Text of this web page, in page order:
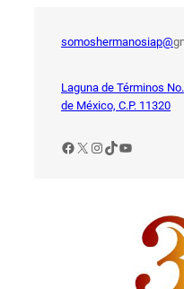
somoshermanosiap@
Laguna de Términos
de México, C.P. 11320
Facebook
X Instagram
TikTok
YouTube